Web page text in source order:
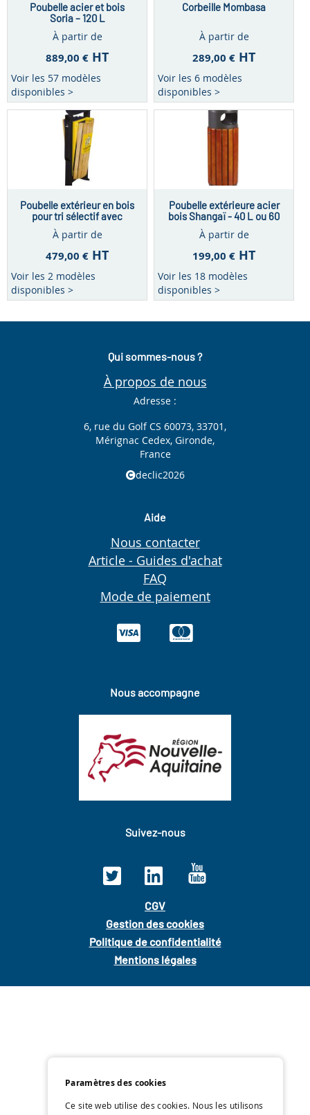
Poubelle acier et bois
Soria – 120 L
À partir de
889,00 € HT
Voir les 57 modèles
disponibles >
Corbeille Mombasa
À partir de
289,00 € HT
Voir les 6 modèles
disponibles >
Poubelle extérieur en bois
pour tri sélectif avec
cendrier Thimbu – 2 x 60 L
À partir de
479,00 € HT
Voir les 2 modèles
disponibles >
Poubelle extérieure acier
bois Shangaï - 40 L ou 60
À partir de
199,00 € HT
Voir les 18 modèles
disponibles >
Qui sommes-nous ?
À propos de nous
Adresse :
6, rue du Golf CS 60073, 33701,
Mérignac Cedex, Gironde,
France
declic2026
Aide
Nous contacter
Article - Guides d'achat
FAQ
Mode de paiement
Nous accompagne
Suivez-nous
CGV
Gestion des cookies
Politique de confidentialité
Mentions légales
Paramètres des cookies
Ce site web utilise des cookies. Nous les utilisons